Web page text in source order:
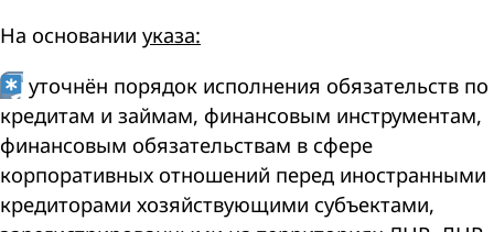
На основании указа:
уточнён порядок исполнения обязательств по
кредитам и займам, финансовым инструментам,
финансовым обязательствам в сфере
корпоративных отношений перед иностранными
кредиторами хозяйствующими субъектами,